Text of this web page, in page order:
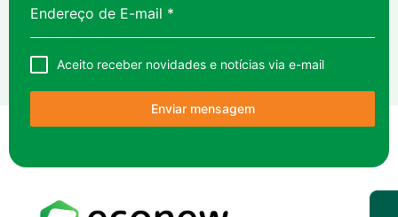
Endereço de E-mail *
Aceito receber novidades e notícias via e-mail
Enviar mensagem